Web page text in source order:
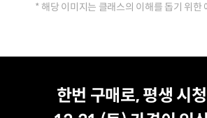
* 해당 이미지는 클래스의 이해를 돕기 위한
한번 구매로, 평생 시